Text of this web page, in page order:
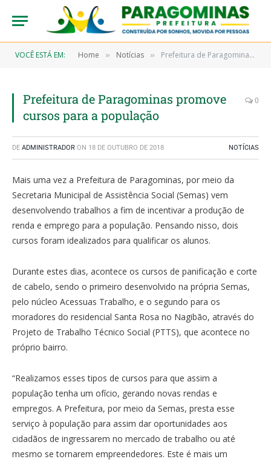
VOCÊ ESTÁ EM: Home » Notícias » Prefeitura de Paragominas promove cursos para a população
Prefeitura de Paragominas promove
cursos para a população
0
DE ADMINISTRADOR ON 18 DE OUTUBRO DE 2018 NOTÍCIAS
Mais uma vez a Prefeitura de Paragominas, por meio da
Secretaria Municipal de Assistência Social (Semas) vem
desenvolvendo trabalhos a fim de incentivar a produção de
renda e emprego para a população. Pensando nisso, dois
cursos foram idealizados para qualificar os alunos.
Durante estes dias, acontece os cursos de panificação e corte
de cabelo, sendo o primeiro desenvolvido na própria Semas,
pelo núcleo Acessuas Trabalho, e o segundo para os
moradores do residencial Santa Rosa no Nagibão, através do
Projeto de Trabalho Técnico Social (PTTS), que acontece no
próprio bairro.
“Realizamos esses tipos de cursos para que assim a
população tenha um ofício, gerando novas rendas e
empregos. A Prefeitura, por meio da Semas, presta esse
serviço à população para assim dar oportunidades aos
cidadãos de ingressarem no mercado de trabalho ou até
mesmo se tornarem empreendedores. Este é mais um